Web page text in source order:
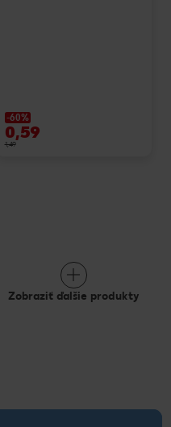
-60%
0,59
1,49
Zobraziť ďalšie produkty